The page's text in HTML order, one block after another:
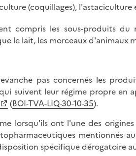
(coquillages),
compris les sous-produits
le lait, les morceaux d'animaux
pas concernés les
suivent leur régime propre en
(BOI-TVA-LIQ-30-10-35).
lorsqu'ils ont l'une des
mentionnés
spécifique dérogatoire